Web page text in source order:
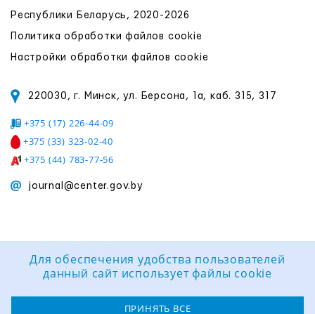
Республики Беларусь, 2020-2026
Политика обработки файлов cookie
Настройки обработки файлов cookie
220030, г. Минск, ул. Берсона, 1а, каб. 315, 317
+375 (17) 226-44-09
+375 (33) 323-02-40
+375 (44) 783-77-56
journal@center.gov.by
поддержка сайта:
Группа компаний
«ЦВР «ОКТЯБРЬСКИЙ»
Для обеспечения удобства пользователей
данный сайт использует файлы cookie
ПРИНЯТЬ ВСЕ